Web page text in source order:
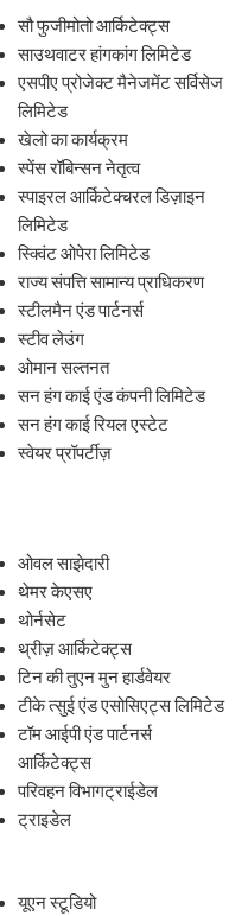
सौ फुजीमोतो आर्किटेक्ट्स
साउथवाटर हांगकांग लिमिटेड
एसपीए प्रोजेक्ट मैनेजमेंट सर्विसेज
लिमिटेड
खेलो का कार्यक्रम
स्पेंस रॉबिन्सन नेतृत्व
स्पाइरल आर्किटेक्चरल डिज़ाइन
लिमिटेड
स्क्विंट ओपेरा लिमिटेड
राज्य संपत्ति सामान्य प्राधिकरण
स्टीलमैन एंड पार्टनर्स
स्टीव लेउंग
ओमान सल्तनत
सन हंग काई एंड कंपनी लिमिटेड
सन हंग काई रियल एस्टेट
स्वेयर प्रॉपर्टीज़
ओवल साझेदारी
थेमर केएसए
थोर्नसेट
थ्रीज़ आर्किटेक्ट्स
टिन की तुएन मुन हार्डवेयर
टीके त्सुई एंड एसोसिएट्स लिमिटेड
टॉम आईपी एंड पार्टनर्स
आर्किटेक्ट्स
परिवहन विभागट्राईडेल
ट्राइडेल
यूएन स्टूडियो